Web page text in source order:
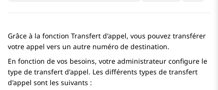
Grâce à la fonction Transfert d'appel, vous pouvez transférer
votre appel vers un autre numéro de destination.
En fonction de vos besoins, votre administrateur configure le
type de transfert d'appel. Les différents types de transfert
d'appel sont les suivants :